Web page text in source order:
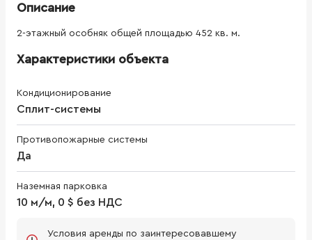
Описание
2-этажный особняк общей площадью 452 кв. м.
Характеристики объекта
Кондиционирование
Сплит-системы
Противопожарные системы
Да
Наземная парковка
10 м/м, 0 $ без НДС
Условия аренды по заинтересовавшему